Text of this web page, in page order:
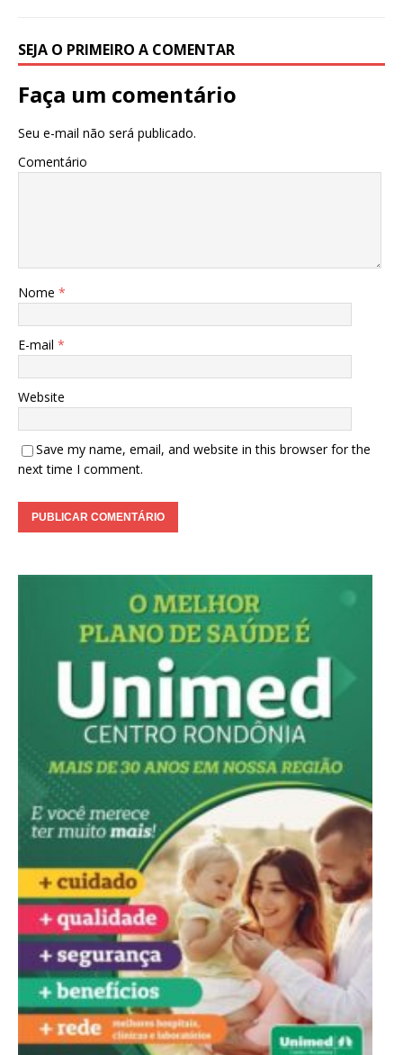
k
SEJA O PRIMEIRO A COMENTAR
Faça um comentário
Seu e-mail não será publicado.
Comentário
Nome *
E-mail *
Website
Save my name, email, and website in this browser for the
next time I comment.